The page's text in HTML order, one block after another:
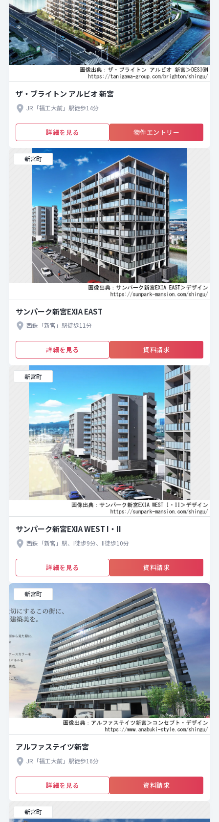
ザ・ブライトン アルビオ 新宮
JR「福工大前」駅徒歩14分
詳細を見る 物件エントリー
新宮町
サンパーク新宮EXIA EAST
西鉄「新宮」駅徒歩11分
詳細を見る 資料請求
新宮町
サンパーク新宮EXIA WEST I・II
西鉄「新宮」駅、I徒歩9分、II徒歩10分
詳細を見る 資料請求
新宮町
アルファステイツ新宮
JR「福工大前」駅徒歩16分
詳細を見る 資料請求
新宮町